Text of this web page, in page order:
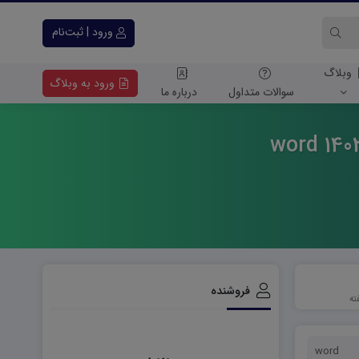
ورود | ثبت‌نام
وبلاگ
سوالات متداول درباره ما
ورود به وبلاگ
word
فروشنده